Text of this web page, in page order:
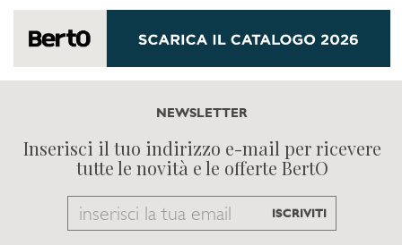
NEWSLETTER
Inserisci il tuo indirizzo e-mail per ricevere
tutte le novità e le offerte BertO
Email ISCRIVITI